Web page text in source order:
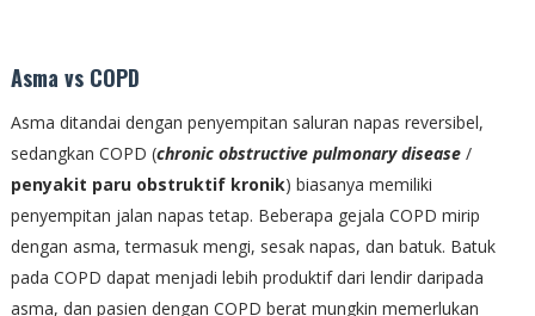
Asma vs COPD
Asma ditandai dengan penyempitan saluran napas reversibel,
sedangkan COPD (chronic obstructive pulmonary disease/
penyakit paru obstruktif kronik) biasanya memiliki
penyempitan jalan napas tetap. Beberapa gejala COPD mirip
dengan asma, termasuk mengi, sesak napas, dan batuk. Batuk
pada COPD dapat menjadi lebih produktif dari lendir daripada
asma, dan pasien dengan COPD berat mungkin memerlukan